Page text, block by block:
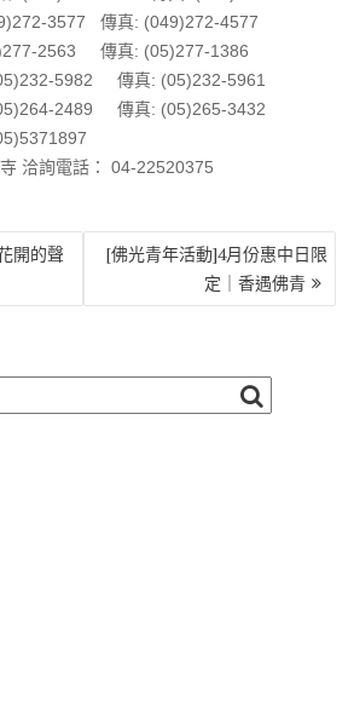
3577 傳真: (049)272-4577
2563 傳真: (05)277-1386
5982 傳真: (05)232-5961
2489 傳真: (05)265-3432
洽詢電話： 04-22520375
開的聲
[佛光青年活動]4月份惠中日限
定｜香遇佛青